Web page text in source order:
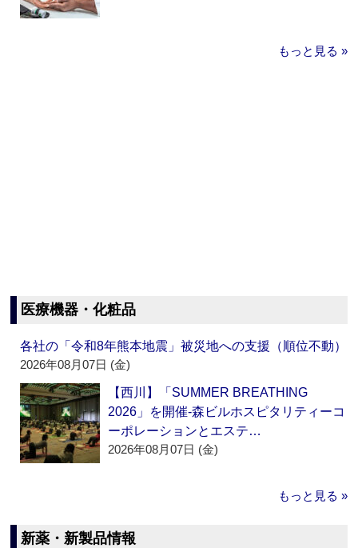
もっと見る »
医療機器・化粧品
各社の「令和8年熊本地震」被災地への支援（順位不動）
2026年08月07日 (金)
【西川】「SUMMER BREATHING
2026」を開催‐森ビルホスピタリティーコ
ーポレーションとエステ…
2026年08月07日 (金)
もっと見る »
新薬・新製品情報